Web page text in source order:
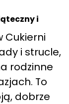
i
Cukierni
i strucle,
rodzinne
To
dobrze